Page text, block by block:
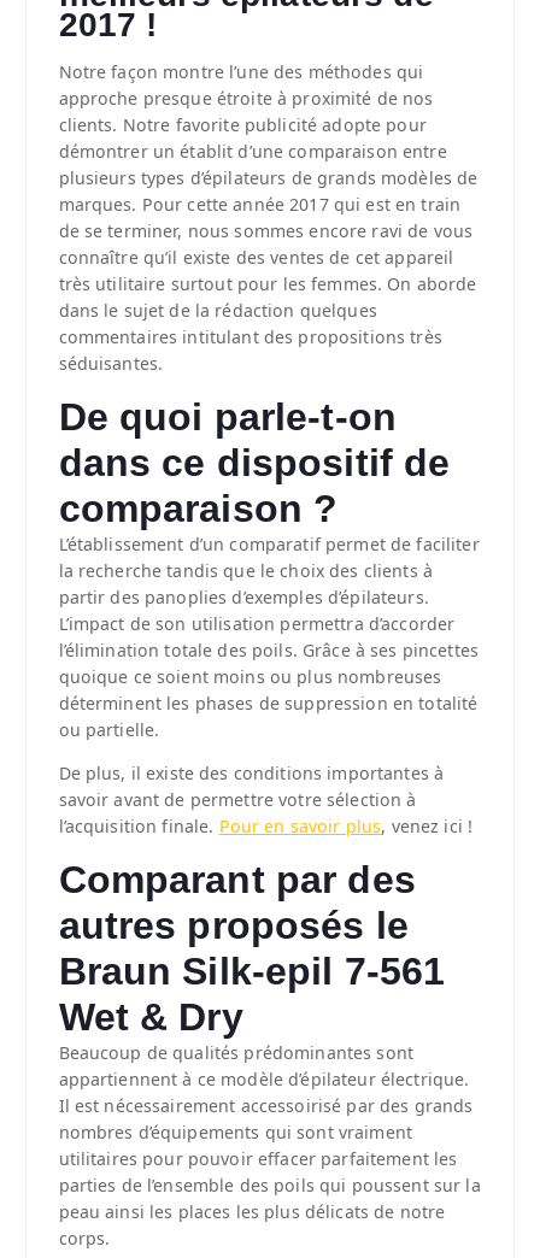
2017 !
Notre façon montre l’une des méthodes qui
approche presque étroite à proximité de nos
clients. Notre favorite publicité adopte pour
démontrer un établit d’une comparaison entre
plusieurs types d’épilateurs de grands modèles de
marques. Pour cette année 2017 qui est en train
de se terminer, nous sommes encore ravi de vous
connaître qu’il existe des ventes de cet appareil
très utilitaire surtout pour les femmes. On aborde
dans le sujet de la rédaction quelques
commentaires intitulant des propositions très
séduisantes.
De quoi parle-t-on
dans ce dispositif de
comparaison ?
L’établissement d’un comparatif permet de faciliter
la recherche tandis que le choix des clients à
partir des panoplies d’exemples d’épilateurs.
L’impact de son utilisation permettra d’accorder
l’élimination totale des poils. Grâce à ses pincettes
quoique ce soient moins ou plus nombreuses
déterminent les phases de suppression en totalité
ou partielle.
De plus, il existe des conditions importantes à
savoir avant de permettre votre sélection à
l’acquisition finale. Pour en savoir plus, venez ici !
Comparant par des
autres proposés le
Braun Silk-epil 7-561
Wet & Dry
Beaucoup de qualités prédominantes sont
appartiennent à ce modèle d’épilateur électrique.
Il est nécessairement accessoirisé par des grands
nombres d’équipements qui sont vraiment
utilitaires pour pouvoir effacer parfaitement les
parties de l’ensemble des poils qui poussent sur la
peau ainsi les places les plus délicats de notre
corps.